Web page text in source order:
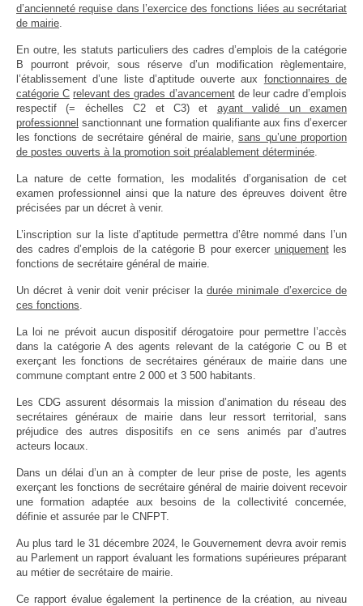
d’ancienneté requise dans l’exercice des fonctions liées au secrétariat
de mairie
En outre, les statuts particuliers des cadres d’emplois de la catégorie
B pourront prévoir, sous réserve d’un modification règlementaire,
l’établissement d’une liste d’aptitude ouverte aux fonctionnaires de
catégorie C relevant des grades d’avancementde leur cadre d’emplois
respectif (= échelles C2 et C3) et ayant validé un examen
professionnel sanctionnant une formation qualifiante aux fins d’exercer
les fonctions de secrétaire général de mairie,sans qu’une proportion
de postes ouverts à la promotion soit préalablement déterminée
La nature de cette formation, les modalités d’organisation de cet
examen professionnel ainsi que la nature des épreuves doivent être
précisées par un décret à venir.
L’inscription sur la liste d’aptitude permettra d’être nommé dans l’un
des cadres d’emplois de la catégorie B pour exercer uniquementles
fonctions de secrétaire général de mairie.
Un décret à venir doit venir préciser la durée minimale d’exercice de
ces fonctions
La loi ne prévoit aucun dispositif dérogatoire pour permettre l’accès
dans la catégorie A des agents relevant de la catégorie C ou B et
exerçant les fonctions de secrétaires généraux de mairie dans une
commune comptant entre 2 000 et 3 500 habitants.
Les CDG assurent désormais la mission d’animation du réseau des
secrétaires généraux de mairie dans leur ressort territorial, sans
préjudice des autres dispositifs en ce sens animés par d’autres
acteurs locaux.
Dans un délai d’un an à compter de leur prise de poste, les agents
exerçant les fonctions de secrétaire général de mairie doivent recevoir
une formation adaptée aux besoins de la collectivité concernée,
définie et assurée par le CNFPT.
Au plus tard le 31 décembre 2024, le Gouvernement devra avoir remis
au Parlement un rapport évaluant les formations supérieures préparant
au métier de secrétaire de mairie.
Ce rapport évalue également la pertinence de la création, au niveau